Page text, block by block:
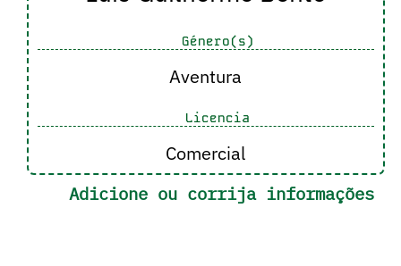
Género(s)
Aventura
Licencia
Comercial
Adicione ou corrija informações